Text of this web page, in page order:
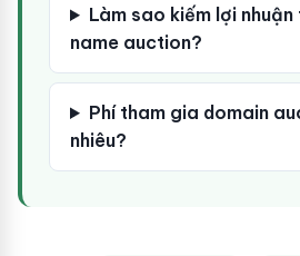
Làm sao kiếm lợi
name auction?
Phí tham gia domain
nhiêu?